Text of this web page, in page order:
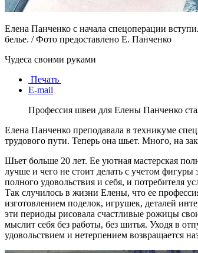
Елена Панченко с начала спецоперации
белье. / Фото предоставлено Е. Панченко
Чудеса своими руками
Печать
E-mail
Профессия швеи для Елены Панченко
Елена Панченко преподавала в техникуме
трудового пути. Теперь она шьет. Много, на
Шьет больше 20 лет. Ее уютная мастерская
лучше и чего не стоит делать с учетом
полного удовольствия и себя, и потребителя
Так случилось в жизни Елены, что ее
изготовлением поделок, игрушек, деталей
эти периоды рисовала счастливые рожицы
мыслит себя без работы, без шитья. Уходя в
удовольствием и нетерпением возвращается